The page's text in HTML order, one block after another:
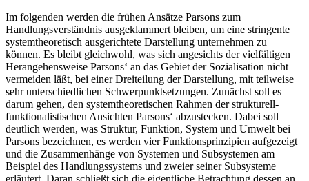
Im folgenden werden die frühen Ansätze Parsons zum
Handlungsverständnis ausgeklammert bleiben, um eine stringente
systemtheoretisch ausgerichtete Darstellung unternehmen zu
können. Es bleibt gleichwohl, was sich angesichts der vielfältigen
Herangehensweise Parsons‘ an das Gebiet der Sozialisation nicht
vermeiden läßt, bei einer Dreiteilung der Darstellung, mit teilweise
sehr unterschiedlichen Schwerpunktsetzungen. Zunächst soll es
darum gehen, den systemtheoretischen Rahmen der strukturell-
funktionalistischen Ansichten Parsons‘ abzustecken. Dabei soll
deutlich werden, was Struktur, Funktion, System und Umwelt bei
Parsons bezeichnen, es werden vier Funktionsprinzipien aufgezeigt
und die Zusammenhänge von Systemen und Subsystemen am
Beispiel des Handlungssystems und zweier seiner Subsysteme
erläutert. Daran schließt sich die eigentliche Betrachtung dessen an,